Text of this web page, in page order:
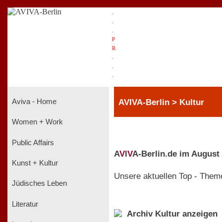
P
R
Aviva - Home
Women + Work
Public Affairs
Kunst + Kultur
Jüdisches Leben
Literatur
AVIVA-Berlin > Kultur
AVIVA-Berlin.de im August
Unsere aktuellen Top -
Archiv Kultur anzeigen